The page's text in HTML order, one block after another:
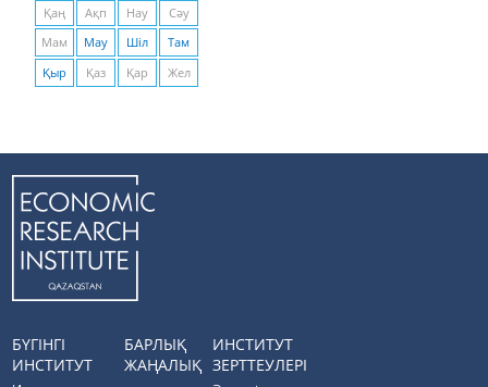
Қаң Ақп Нау
Сәу
Мам
Мау Шіл
Там
Қыр
Қаз Қар Жел
БҮГІНГІ
ИНСТИТУТ
БАРЛЫҚ
ЖАҢАЛЫҚ
ИНСТИТУТ
ЗЕРТТЕУЛЕРІ